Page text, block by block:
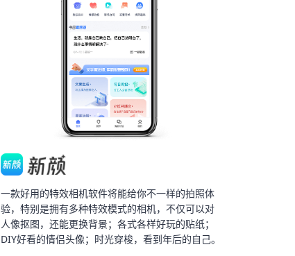
一款好用的特效相机软件将能给你不一样的拍照体
验，特别是拥有多种特效模式的相机，不仅可以对
人像抠图，还能更换背景；各式各样好玩的贴纸；
DIY好看的情侣头像；时光穿梭，看到年后的自己。